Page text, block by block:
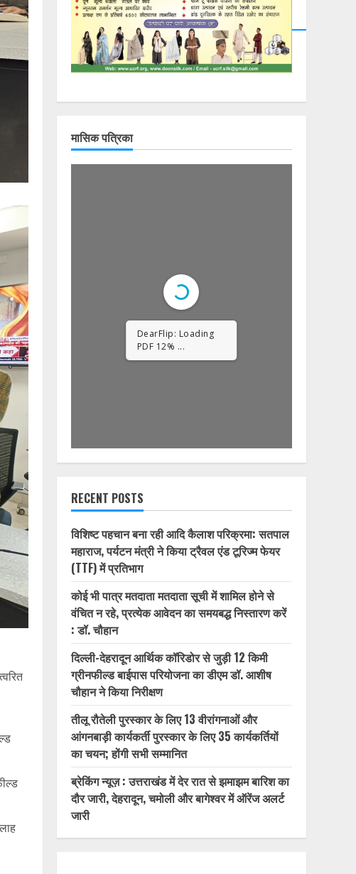
मासिक पत्रिका
RECENT POSTS
विशिष्ट पहचान बना रही आदि कैलाश परिक्रमा: सतपाल
महाराज, पर्यटन मंत्री ने किया ट्रैवल एंड टूरिज्म फेयर
(TTF) में प्रतिभाग
कोई भी पात्र मतदाता मतदाता सूची में शामिल होने से
वंचित न रहे, प्रत्येक आवेदन का समयबद्ध निस्तारण करें
: डॉ. चौहान
दिल्ली-देहरादून आर्थिक कॉरिडोर से जुड़ी 12 किमी
ग्रीनफील्ड बाईपास परियोजना का डीएम डॉ. आशीष
चौहान ने किया निरीक्षण
तीलू रौतेली पुरस्कार के लिए 13 वीरांगनाओं और
आंगनबाड़ी कार्यकर्ती पुरस्कार के लिए 35 कार्यकर्तियों
का चयन; होंगी सभी सम्मानित
ब्रेकिंग न्यूज़ : उत्तराखंड में देर रात से झमाझम बारिश का
दौर जारी, देहरादून, चमोली और बागेश्वर में ऑरेंज अलर्ट
जारी